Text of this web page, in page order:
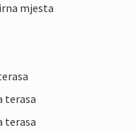
mjesta
terasa
terasa